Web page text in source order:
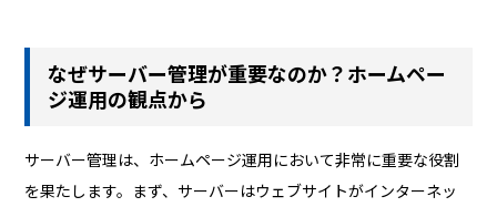
なぜサーバー管理が重要なのか？ホームペー
ジ運用の観点から
サーバー管理は、ホームページ運用において非常に重要な役割
を果たします。まず、サーバーはウェブサイトがインターネッ